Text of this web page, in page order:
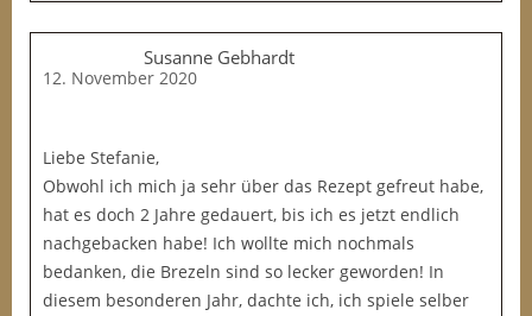
Susanne Gebhardt
12. November 2020
Liebe Stefanie,
Obwohl ich mich ja sehr über das Rezept gefreut habe,
hat es doch 2 Jahre gedauert, bis ich es jetzt endlich
nachgebacken habe! Ich wollte mich nochmals
bedanken, die Brezeln sind so lecker geworden! In
diesem besonderen Jahr, dachte ich, ich spiele selber